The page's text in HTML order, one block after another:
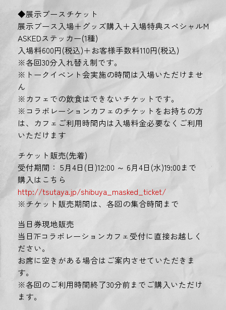
◆展示ブースチケット
展示ブース入場＋グッズ購入＋入場特典スペシャルM
ASKEDステッカー(1種)
入場料600円(税込)＋お客様手数料110円(税込)
※各回30分入れ替え制です。
※トークイベント会実施の時間は入場いただけませ
ん
※カフェでの飲食はできないチケットです。
※コラボレーションカフェのチケットをお持ちの方
は、カフェご利用時間内は入場料金必要なくご利用
いただけます
チケット販売(先着)
受付期間： 5月4日(日)12:00 ～ 6月4日(水)19:00まで
購入はこちら
http://tsutaya.jp/shibuya_masked_ticket/
※チケット販売期間は、各回の集合時間まで
当日券現地販売
当日7Fコラボレーションカフェ受付に直接お越しく
ださい。
お席に空きがある場合はご案内させていただきま
す。
※各回のご利用時間終了30分前までご購入いただけ
ます。